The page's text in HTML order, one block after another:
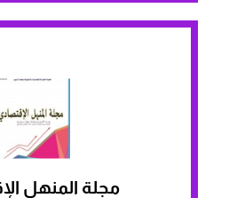
مجلة المنهل
الرابط لمنصة ASJP